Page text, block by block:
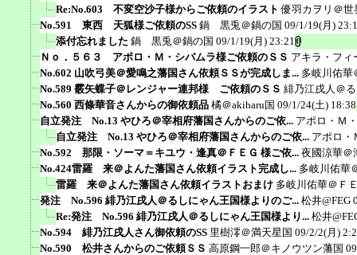
Re:No.603 不変空沙子様からご依頼のイラスト 優羽カヲリ＠世
No.591 東西 天狐様ご依頼のSS 鍋 黒兎＠鍋の国 09/1/19(月)
添付忘れました 鍋 黒兎＠鍋の国 09/1/19(月) 23:21
Ｎｏ．５６３ アポロ・Ｍ・シバムラ様ご依頼のＳＳ アキラ・フィ
No.602 山吹弓美＠愛鳴之藩国さん依頼ＳＳが完成しま... 多岐川佑華
No.589 霰矢蝶子＠レンジャー連邦様 ご依頼のＳＳ 緋乃江戌人＠
No.560 西條華音さんからの御依頼品 橘＠akiharu国 09/1/24(土) 18:38
自立発注 No.13 やひろ＠宰相府藩国さんからのご依... アポロ・Ｍ
自立発注 No.13 やひろ＠宰相府藩国さんからのご依... アポロ・
No.592 那限・ソーマ＝キユウ・逢真＠ＦＥＧ 様ご依... 夜國涼華＠
No.424雷羅 来＠よんた藩国さん依頼イラスト完成し... 多岐川佑華
雷羅 来＠よんた藩国さん依頼イラストおまけ 多岐川佑華＠Ｆ
発注 No.596 緋乃江戌人＠るしにゃん王国様よりのご... 松井@FEG
Re:発注 No.596 緋乃江戌人＠るしにゃん王国様より... 松井
No.594 緋乃江戌人さん御依頼のSS 里樹澪＠満天星国 09/2/2(月)
No.590 松井さんからのご依頼ＳＳ 高原鋼一郎＠キノウツン藩国